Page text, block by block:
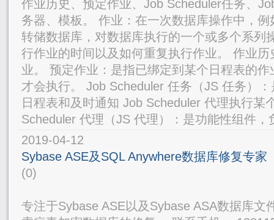
作业历史、预定作业、Job Scheduler任务、
务器、模板。 作业：在一次数据库操作中，
转储数据库，对数据库执行的一个或多个系列
行作业的时间以及如何重复执行作业。 作业
业。 预定作业：是指已绑定到某个日程表的
才会执行。 Job Scheduler 任务（JS 任务）
日程表和及时通知 Job Scheduler 代理执行某
Scheduler 代理（JS 代理）：是功能性组件
2019-04-12
Sybase ASE及SQL Anywhere数据库修复专家
(0)
专注于Sybase ASE以及Sybase ASA数据库文